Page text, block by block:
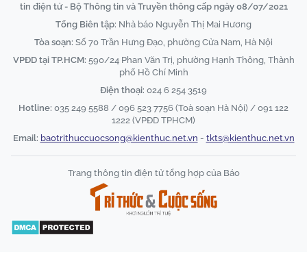
tin điện tử - Bộ Thông tin và Truyền thông cấp ngày 08/07/2021
Tổng Biên tập: Nhà báo Nguyễn Thị Mai Hương
Tòa soạn: Số 70 Trần Hưng Đạo, phường Cửa Nam, Hà Nội
VPĐD tại TP.HCM: 590/24 Phan Văn Trị, phường Hạnh Thông, Thành
phố Hồ Chí Minh
Điện thoại: 024 6 254 3519
Hotline: 035 249 5588 / 096 523 7756 (Toà soạn Hà Nội) / 091 122
1222 (VPĐD TPHCM)
Email: baotrithuccuocsong@kienthuc.net.vn - tkts@kienthuc.net.vn
Trang thông tin điện tử tổng hợp của Báo